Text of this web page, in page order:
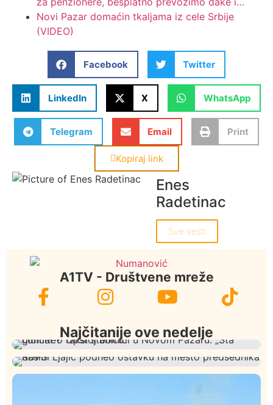
Novi Pazar domaćin tkaljama iz cele Srbije
(VIDEO)
Facebook Twitter
LinkedIn X WhatsApp
Telegram Email Print
Kopiraj link
Enes
Radetinac
Sve vesti
A1TV - Društvene mreže
Najčitanije ove nedelje